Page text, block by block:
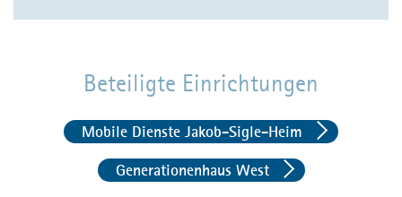
Beteiligte Einrichtungen
Mobile Dienste Jakob-Sigle-Heim
Generationenhaus West